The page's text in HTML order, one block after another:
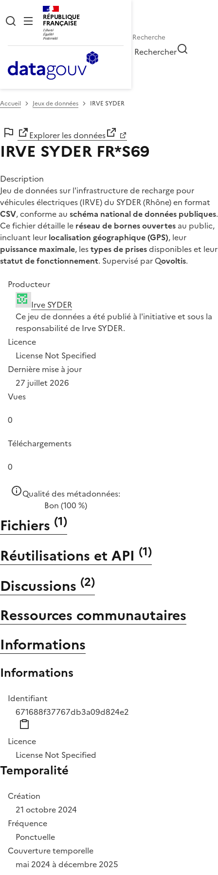
RÉPUBLIQUE
FRANÇAISE
Rechercher
Accueil Jeux de données IRVE SYDER
Explorer les données
IRVE SYDER FR*S69
Description
Jeu de données sur l'infrastructure de recharge pour
véhicules électriques (IRVE) du SYDER (Rhône) en format
CSV, conforme au schéma national de données publiques.
Ce fichier détaille le réseau de bornes ouvertes au public,
incluant leur localisation géographique (GPS), leur
puissance maximale, lestypes de prisesdisponibles et leur
statut de fonctionnement. Supervisé par Qovoltis.
Producteur
Irve SYDER
Ce jeu de données a été publié à l'initiative et sous la
responsabilité de Irve SYDER.
Licence
License Not Specified
Dernière mise à jour
27 juillet 2026
Vues
0
Téléchargements
0
Qualité des métadonnées:
Bon (100 %)
Fichiers (1)
Réutilisations et API (1)
Discussions (2)
Ressources communautaires
Informations
Informations
Identifiant
671688f37767db3a09d824e2
Licence
License Not Specified
Temporalité
Création
21 octobre 2024
Fréquence
Ponctuelle
Couverture temporelle
mai 2024 à décembre 2025